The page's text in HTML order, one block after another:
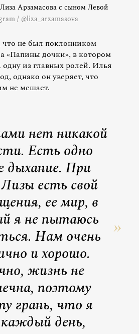
Арзамасова с сыном Левой
/ @liza_arzamasova
не был поклонником
«Папины дочки», в котором
из главных ролей. Илья
однако он уверяет, что
не мешает.
нет никакой
Есть одно
дыхание. При
есть свой
ее мир, в
я не пытаюсь
Нам очень
и хорошо.
жизнь не
поэтому
грань, что я
день,